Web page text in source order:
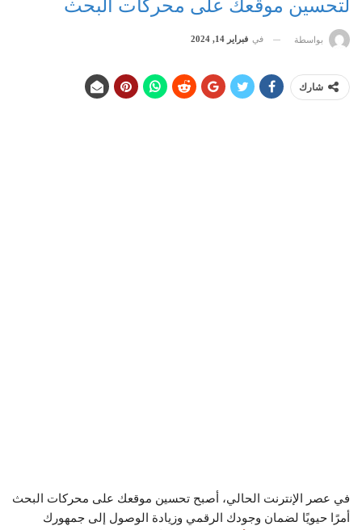
لتحسين موقعك على محركات البحث
بواسطة في فبراير 14, 2024
شارك
في عصر الإنترنت الحالي، أصبح تحسين موقعك على محركات البحث
أمرًا حيويًا لضمان وجودك الرقمي وزيادة الوصول إلى جمهورك